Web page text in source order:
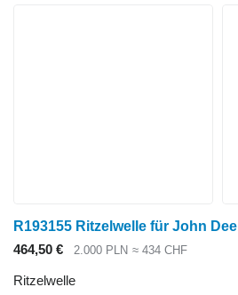
464,50 € 2.000 PLN ≈ 434 CHF
Ritzelwelle